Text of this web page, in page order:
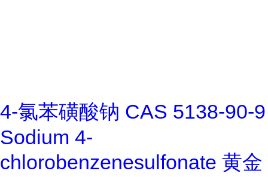
4-氯苯磺酸钠 CAS 5138-90-9
Sodium 4-
chlorobenzenesulfonate 黄金